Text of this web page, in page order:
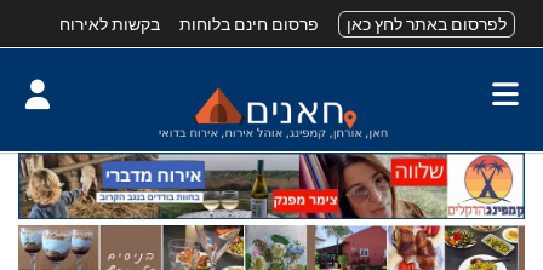
לפרסום באתר לחץ כאן פרסום חינם בלוחות בקשות לאירוח